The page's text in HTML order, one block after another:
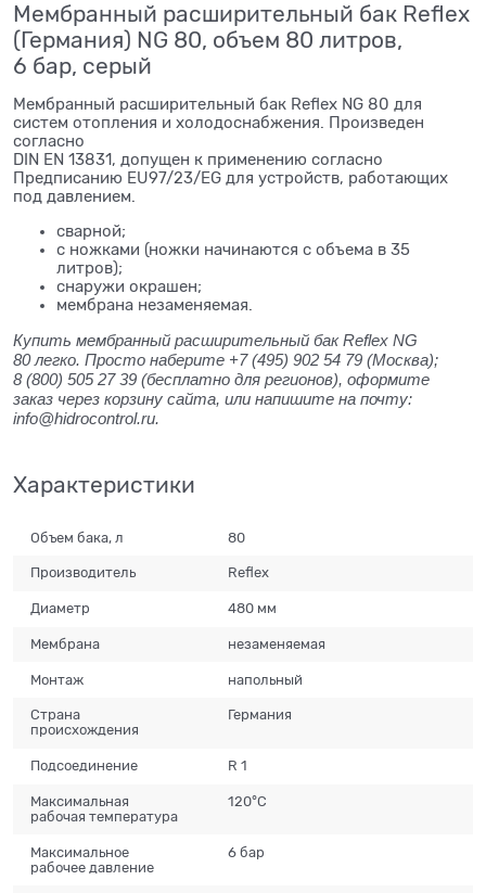
Мембранный расширительный бак Reflex
(Германия) NG 80, объем 80 литров,
6 бар, серый
Мембранный расширительный бак Reflex NG 80 для
систем отопления и холодоснабжения. Произведен
согласно
DIN EN 13831, допущен к применению согласно
Предписанию EU97/23/EG для устройств, работающих
под давлением.
сварной;
с ножками (ножки начинаются с объема в 35
литров);
снаружи окрашен;
мембрана незаменяемая.
Купить мембранный расширительный бак Reflex NG
80 легко. Просто наберите +7 (495) 902 54 79 (Москва);
8 (800) 505 27 39 (бесплатно для регионов), оформите
заказ через корзину сайта, или напишите на почту:
info@hidrocontrol.ru.
Характеристики
Объем бака, л 80
Производитель Reflex
Диаметр 480 мм
Мембрана незаменяемая
Монтаж напольный
Страна
происхождения
Германия
Подсоединение R 1
Максимальная
рабочая температура
120°С
Максимальное
рабочее давление
6 бар